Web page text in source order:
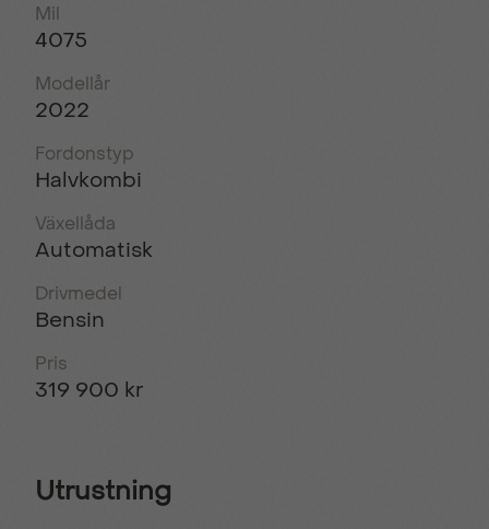
Mil
4075
Modellår
2022
Fordonstyp
Halvkombi
Växellåda
Automatisk
Drivmedel
Bensin
Pris
319 900 kr
Utrustning